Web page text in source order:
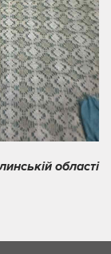
області